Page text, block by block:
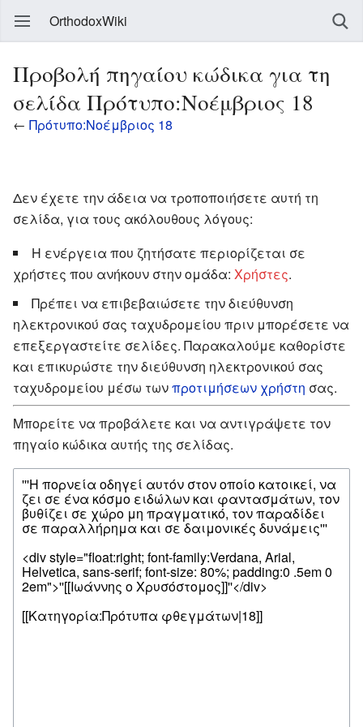
OrthodoxWiki
Προβολή πηγαίου κώδικα για τη
σελίδα Πρότυπο:Νοέμβριος 18
← Πρότυπο:Νοέμβριος 18
Δεν έχετε την άδεια να τροποποιήσετε αυτή τη
σελίδα, για τους ακόλουθους λόγους:
Η ενέργεια που ζητήσατε περιορίζεται σε
χρήστες που ανήκουν στην ομάδα: Χρήστες.
Πρέπει να επιβεβαιώσετε την διεύθυνση
ηλεκτρονικού σας ταχυδρομείου πριν μπορέσετε να
επεξεργαστείτε σελίδες. Παρακαλούμε καθορίστε
και επικυρώστε την διεύθυνση ηλεκτρονικού σας
ταχυδρομείου μέσω τωνπροτιμήσεων χρήστη σας.
Μπορείτε να προβάλετε και να αντιγράψετε τον
πηγαίο κώδικα αυτής της σελίδας.